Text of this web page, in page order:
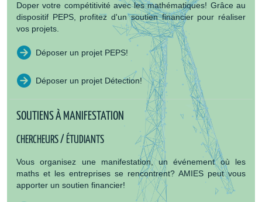
Doper votre compétitivité avec les mathématiques! Grâce au
dispositif PEPS, profitez d'un soutien financier pour réaliser
vos projets.
Déposer un projet PEPS!
Déposer un projet Détection!
SOUTIENS À MANIFESTATION
CHERCHEURS / ÉTUDIANTS
Vous organisez une manifestation, un événement où les
maths et les entreprises se rencontrent? AMIES peut vous
apporter un soutien financier!